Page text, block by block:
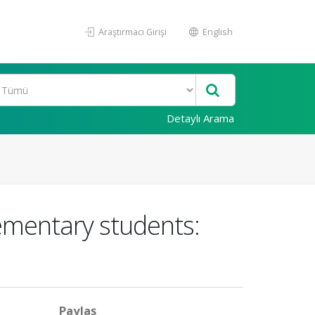
Araştırmacı Girişi English
Detaylı Arama
students:
Paylaş